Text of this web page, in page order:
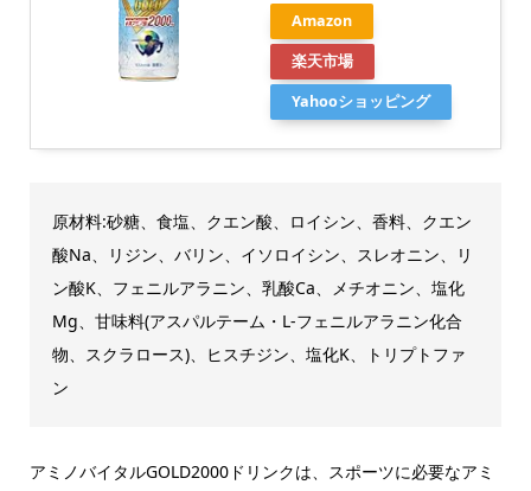
Amazon
楽天市場
Yahooショッピング
原材料:砂糖、食塩、クエン酸、ロイシン、香料、クエン
酸Na、リジン、バリン、イソロイシン、スレオニン、リ
ン酸K、フェニルアラニン、乳酸Ca、メチオニン、塩化
Mg、甘味料(アスパルテーム・L-フェニルアラニン化合
物、スクラロース)、ヒスチジン、塩化K、トリプトファ
ン
アミノバイタルGOLD2000ドリンクは、スポーツに必要なアミ